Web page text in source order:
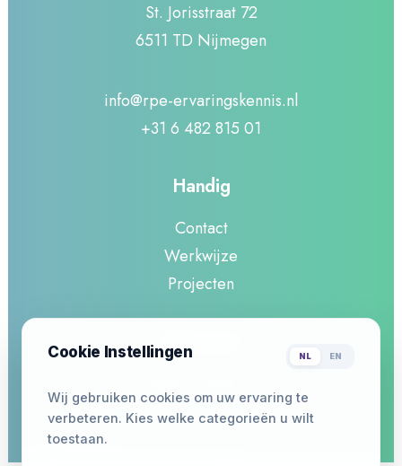
St. Jorisstraat 72
6511 TD Nijmegen
info@rpe-ervaringskennis.nl
+31 6 482 815 01
Handig
Contact
Werkwijze
Projecten
Informatie
Actueel : Onderzoek naar de sociale
toegankelijkheid binnen culturele- en
sportverenigingen
Cookie Instellingen NL EN
Wij gebruiken cookies om uw ervaring te
verbeteren. Kies welke categorieën u wilt
toestaan.